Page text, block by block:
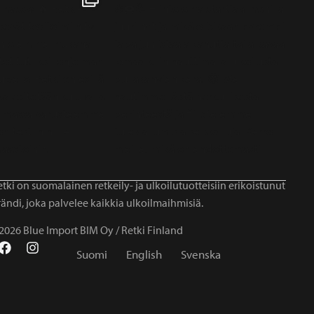
on suomalainen retkeily- ja ulkoilutuotteisiin erikoistunut
joka palvelee kaikkia ulkoilmaihmisiä.
Blue Import BIM Oy / Retki Finland
Suomi English Svenska